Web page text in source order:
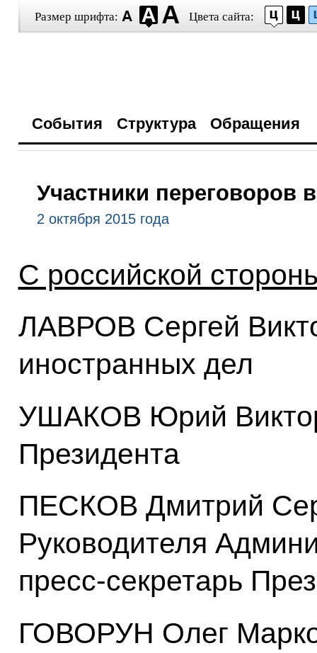
Размер шрифта: Цвета сайта:
События Структура Обращения
Участники переговоров
2 октября 2015 года
С российской
ЛАВРОВ Сергей
иностранных дел
УШАКОВ Юрий
Президента
ПЕСКОВ Дмитрий
Руководителя
пресс-секретарь
ГОВОРУН Олег